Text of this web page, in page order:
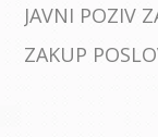
JAVNI POZIV
ZAKUP